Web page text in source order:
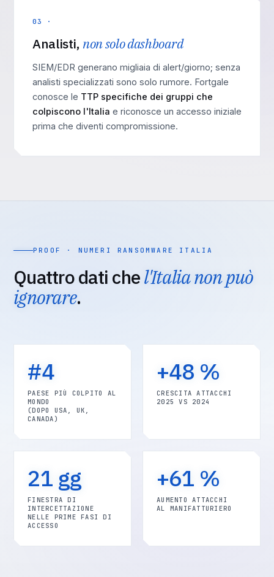
03 ·
Analisti, non solo dashboard
SIEM/EDR generano migliaia di alert/giorno; senza
analisti specializzati sono solo rumore. Fortgale
conosce le TTP specifiche dei gruppi che
colpiscono l'Italia e riconosce un accesso iniziale
prima che diventi compromissione.
PROOF · NUMERI RANSOMWARE ITALIA
Quattro dati chel'Italia non può
ignorare.
#4
PAESE PIÙ COLPITO AL
MONDO
(DOPO USA, UK,
CANADA)
+48 %
CRESCITA ATTACCHI
2025 VS 2024
21 gg
FINESTRA DI
INTERCETTAZIONE
NELLE PRIME FASI DI
ACCESSO
+61 %
AUMENTO ATTACCHI
AL MANIFATTURIERO